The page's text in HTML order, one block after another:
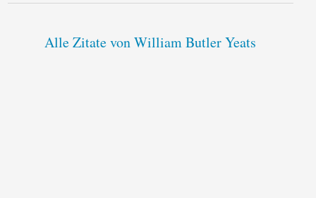
Alle Zitate von William Butler Yeats